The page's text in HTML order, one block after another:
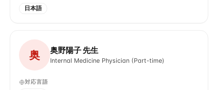
日本語
奥 奥野陽子 先生
Internal Medicine Physician (Part-time)
対応言語